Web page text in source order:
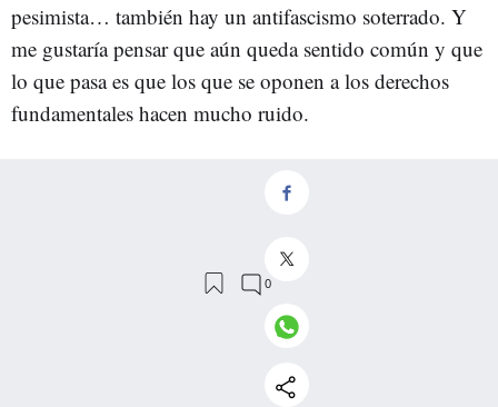
pesimista… también hay un antifascismo soterrado. Y
me gustaría pensar que aún queda sentido común y que
lo que pasa es que los que se oponen a los derechos
fundamentales hacen mucho ruido.
llenará sonrisas". ¿Quién está haciendo hoy esa
– No lo sé… Yo creo que tienen que surgir nuevos
liderazgos políticos. En las ONG’s hay mucha gente
mujeres y su lucha feminista deben adquirir notoriedad.